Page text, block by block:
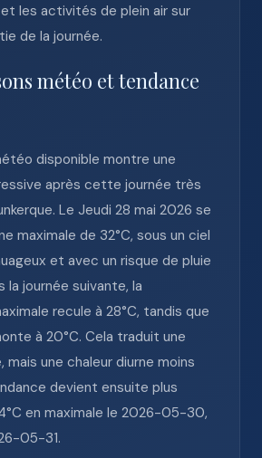
les activités de plein air sur
de la journée.
météo et tendance
disponible montre une
après cette journée très
Le Jeudi 28 mai 2026 se
maximale de 32°C, sous un ciel
et avec un risque de pluie
la journée suivante, la
recule à 28°C, tandis que
à 20°C. Cela traduit une
mais une chaleur diurne moins
devient ensuite plus
en maximale le 2026-05-30,
05-31.